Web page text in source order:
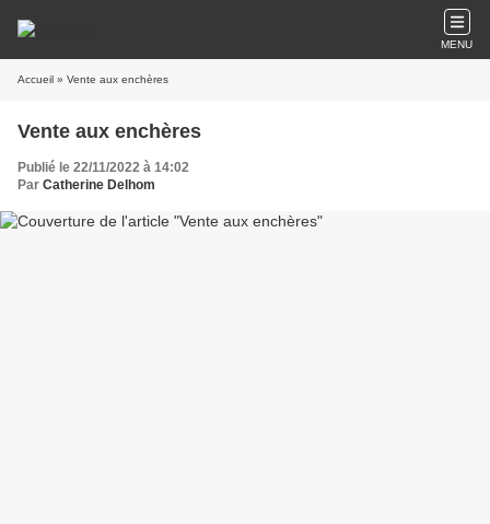
MENU
Accueil » Vente aux enchères
Vente aux enchères
Publié le 22/11/2022 à 14:02
Par Catherine Delhom